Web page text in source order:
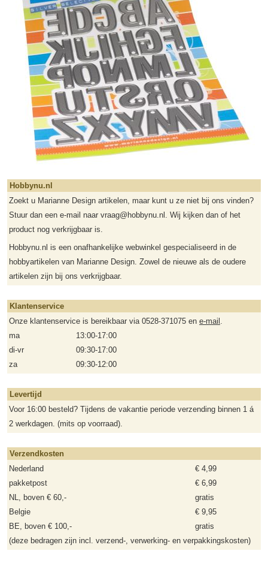
Hobbynu.nl
Zoekt u Marianne Design artikelen, maar kunt u ze niet bij ons vinden?
Stuur dan een e-mail naar vraag@hobbynu.nl. Wij kijken dan of het
product nog verkrijgbaar is.
Hobbynu.nl is een onafhankelijke webwinkel gespecialiseerd in de
hobbyartikelen van Marianne Design. Zowel de nieuwe als de oudere
artikelen zijn bij ons verkrijgbaar.
Klantenservice
Onze klantenservice is bereikbaar via 0528-371075 en e-mail .
ma
13:00-17:00
di-vr
09:30-17:00
za
09:30-12:00
Levertijd
Voor 16:00 besteld? Tijdens de vakantie periode verzending binnen 1 á
2 werkdagen. (mits op voorraad).
Verzendkosten
Nederland
€ 4,99
pakketpost
€ 6,99
NL, boven € 60,-
gratis
Belgie
€ 9,95
BE, boven € 100,-
gratis
(deze bedragen zijn incl. verzend-, verwerking- en verpakkingskosten)